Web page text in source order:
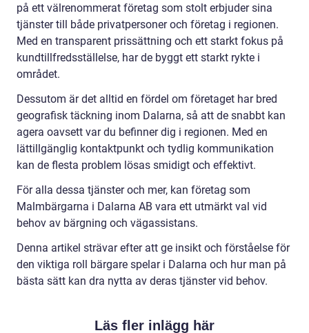
på ett välrenommerat företag som stolt erbjuder sina
tjänster till både privatpersoner och företag i regionen.
Med en transparent prissättning och ett starkt fokus på
kundtillfredsställelse, har de byggt ett starkt rykte i
området.
Dessutom är det alltid en fördel om företaget har bred
geografisk täckning inom Dalarna, så att de snabbt kan
agera oavsett var du befinner dig i regionen. Med en
lättillgänglig kontaktpunkt och tydlig kommunikation
kan de flesta problem lösas smidigt och effektivt.
För alla dessa tjänster och mer, kan företag som
Malmbärgarna i Dalarna AB vara ett utmärkt val vid
behov av bärgning och vägassistans.
Denna artikel strävar efter att ge insikt och förståelse för
den viktiga roll bärgare spelar i Dalarna och hur man på
bästa sätt kan dra nytta av deras tjänster vid behov.
Läs fler inlägg här